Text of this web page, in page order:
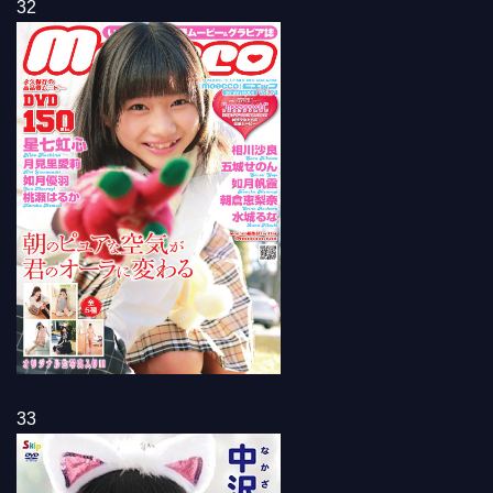
32
33